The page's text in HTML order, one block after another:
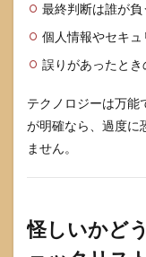
最終判断は誰が負
個人情報やセキ
誤りがあったと
テクノロジーは万能
が明確なら、過度に
ません。
怪しいかど